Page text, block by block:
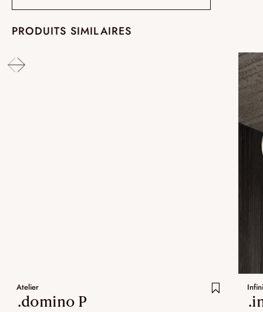
PRODUITS SIMILAIRES
Atelier
.domino P